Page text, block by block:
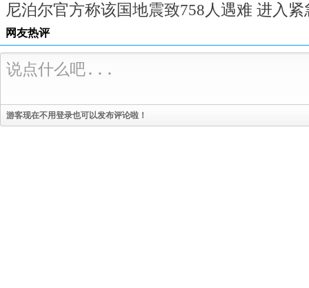
尼泊尔官方称该国地震致758人遇难 进入紧
网友热评
游客现在不用登录也可以发布评论啦！